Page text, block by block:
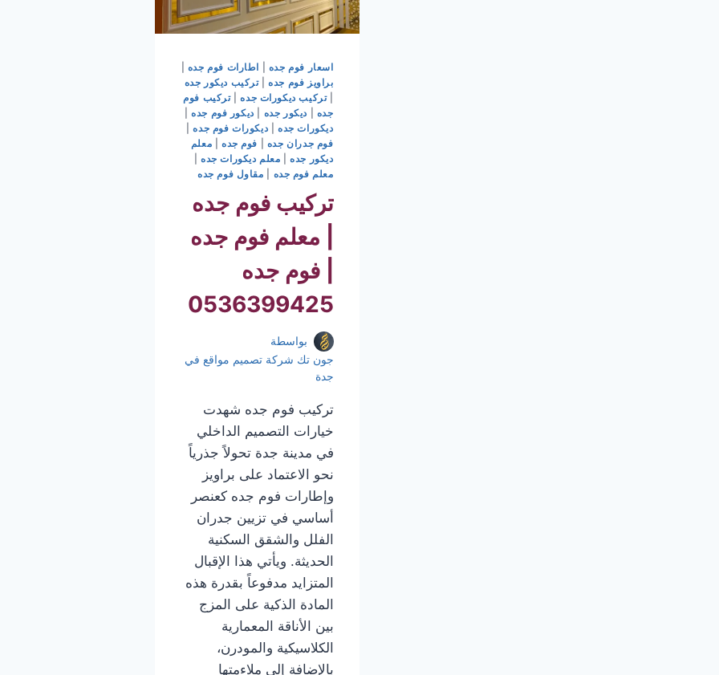
اسعار فوم جده اطارات فوم جده
براويز فوم جده|تركيب ديكور جده
|تركيب ديكورات جده|تركيب فوم
جده
ديكور جده ديكور فوم جده|
ديكورات جده| ديكورات فوم جده|
فوم جدران جده
فوم جده
معلم
ديكور جده| معلم ديكورات جده
معلم فوم جده
مقاول فوم جده
تركيب فوم جده
| معلم فوم جده
| فوم جده
0536399425
بواسطة
جون تك شركة تصميم مواقع في
جدة
تركيب فوم جده شهدت
خيارات التصميم الداخلي
في مدينة جدة تحولاً جذرياً
نحو الاعتماد على براويز
وإطارات فوم جده كعنصر
أساسي في تزيين جدران
الفلل والشقق السكنية
الحديثة. ويأتي هذا الإقبال
المتزايد مدفوعاً بقدرة هذه
المادة الذكية على المزج
بين الأناقة المعمارية
الكلاسيكية والمودرن،
بالإضافة إلى ملاءمتها